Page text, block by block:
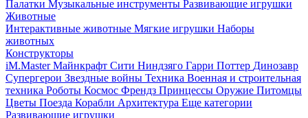
Палатки Музыкальные инструменты Развивающие игрушки
Животные
Интерактивные животные Мягкие игрушки Наборы
животных
Конструкторы
iM.Master Майнкрафт Сити Ниндзяго Гарри Поттер Динозавр
Супергерои Звездные войны Техника Военная и строительная
техника Роботы Космос Френдз Принцессы Оружие Питомцы
Цветы Поезда Корабли Архитектура Еще категории
Развивающие игрушки